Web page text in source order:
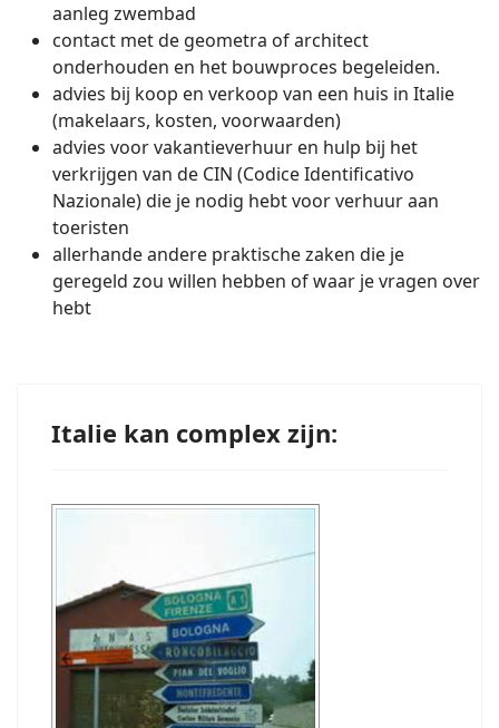
aanleg zwembad
contact met de geometra of architect
onderhouden en het bouwproces begeleiden.
advies bij koop en verkoop van een huis in Italie
(makelaars, kosten, voorwaarden)
advies voor vakantieverhuur en hulp bij het
verkrijgen van de CIN (Codice Identificativo
Nazionale) die je nodig hebt voor verhuur aan
toeristen
allerhande andere praktische zaken die je
geregeld zou willen hebben of waar je vragen over
hebt
Italie kan complex zijn: